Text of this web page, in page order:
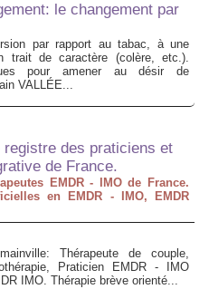
le changement par
par rapport au tabac, à une
trait de caractère (colère, etc.).
pour amener au désir de
VALLÉE...
des praticiens et
de France.
EMDR - IMO de France.
en EMDR - IMO, EMDR
Thérapeute de couple,
Praticien EMDR - IMO
IMO. Thérapie brève orienté...